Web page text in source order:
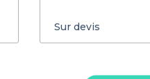
Sur devis